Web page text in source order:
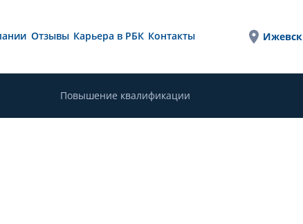
Отзывы Карьера в РБК Контакты Ижевск
Повышение квалификации